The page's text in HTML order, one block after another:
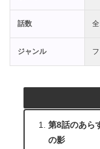
話数
ジャンル
第8話のあら
の影